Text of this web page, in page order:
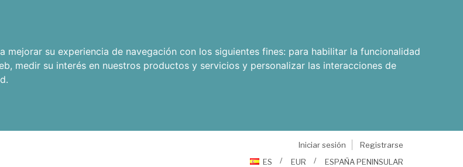
su experiencia de navegación con los siguientes fines: para habilitar la funcionalidad
, medir su interés en nuestros productos y servicios y personalizar las interacciones de
.
Iniciar sesión
Registrarse
ES
EUR ESPAÑA PENINSULAR